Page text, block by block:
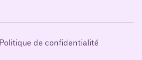
Politique de confidentialité